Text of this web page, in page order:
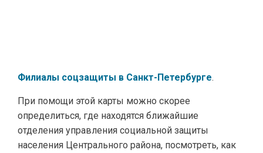
Филиалы соцзащиты в Санкт-Петербурге.
При помощи этой карты можно скорее
определиться, где находятся ближайшие
отделения управления социальной защиты
населения Центрального района, посмотреть, как